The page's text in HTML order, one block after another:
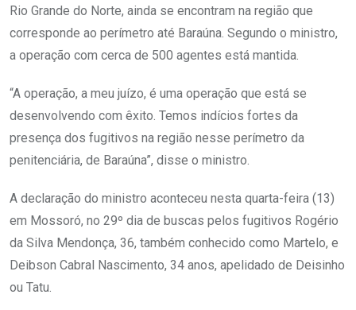
Rio Grande do Norte, ainda se encontram na região que
corresponde ao perímetro até Baraúna. Segundo o ministro,
a operação com cerca de 500 agentes está mantida.
“A operação, a meu juízo, é uma operação que está se
desenvolvendo com êxito. Temos indícios fortes da
presença dos fugitivos na região nesse perímetro da
penitenciária, de Baraúna”, disse o ministro.
A declaração do ministro aconteceu nesta quarta-feira (13)
em Mossoró, no 29º dia de buscas pelos fugitivos Rogério
da Silva Mendonça, 36, também conhecido como Martelo, e
Deibson Cabral Nascimento, 34 anos, apelidado de Deisinho
ou Tatu.